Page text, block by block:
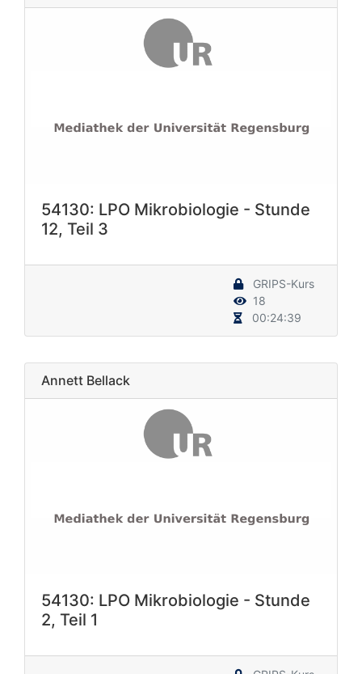
54130: LPO Mikrobiologie - Stunde
12, Teil 3
GRIPS-Kurs
18
00:24:39
Annett Bellack
54130: LPO Mikrobiologie - Stunde
2, Teil 1